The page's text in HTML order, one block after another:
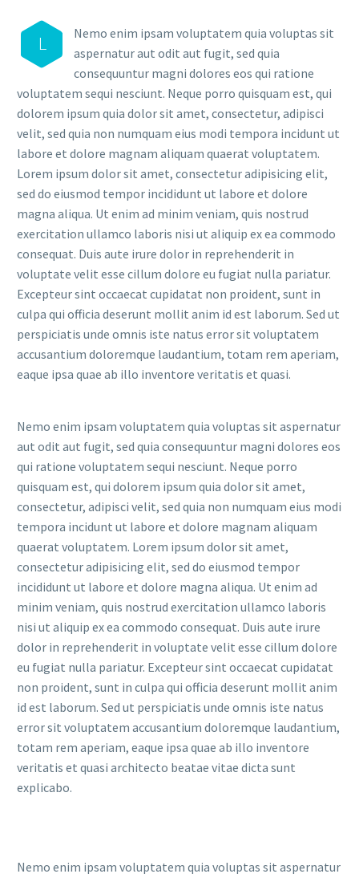
L
Nemo enim ipsam voluptatem quia voluptas sit
aspernatur aut odit aut fugit, sed quia
consequuntur magni dolores eos qui ratione
voluptatem sequi nesciunt. Neque porro quisquam est, qui
dolorem ipsum quia dolor sit amet, consectetur, adipisci
velit, sed quia non numquam eius modi tempora incidunt ut
labore et dolore magnam aliquam quaerat voluptatem.
Lorem ipsum dolor sit amet, consectetur adipisicing elit,
sed do eiusmod tempor incididunt ut labore et dolore
magna aliqua. Ut enim ad minim veniam, quis nostrud
exercitation ullamco laboris nisi ut aliquip ex ea commodo
consequat. Duis aute irure dolor in reprehenderit in
voluptate velit esse cillum dolore eu fugiat nulla pariatur.
Excepteur sint occaecat cupidatat non proident, sunt in
culpa qui officia deserunt mollit anim id est laborum. Sed ut
perspiciatis unde omnis iste natus error sit voluptatem
accusantium doloremque laudantium, totam rem aperiam,
eaque ipsa quae ab illo inventore veritatis et quasi.
Nemo enim ipsam voluptatem quia voluptas sit aspernatur
aut odit aut fugit, sed quia consequuntur magni dolores eos
qui ratione voluptatem sequi nesciunt. Neque porro
quisquam est, qui dolorem ipsum quia dolor sit amet,
consectetur, adipisci velit, sed quia non numquam eius modi
tempora incidunt ut labore et dolore magnam aliquam
quaerat voluptatem. Lorem ipsum dolor sit amet,
consectetur adipisicing elit, sed do eiusmod tempor
incididunt ut labore et dolore magna aliqua. Ut enim ad
minim veniam, quis nostrud exercitation ullamco laboris
nisi ut aliquip ex ea commodo consequat. Duis aute irure
dolor in reprehenderit in voluptate velit esse cillum dolore
eu fugiat nulla pariatur. Excepteur sint occaecat cupidatat
non proident, sunt in culpa qui officia deserunt mollit anim
id est laborum. Sed ut perspiciatis unde omnis iste natus
error sit voluptatem accusantium doloremque laudantium,
totam rem aperiam, eaque ipsa quae ab illo inventore
veritatis et quasi architecto beatae vitae dicta sunt
explicabo.
Nemo enim ipsam voluptatem quia voluptas sit aspernatur